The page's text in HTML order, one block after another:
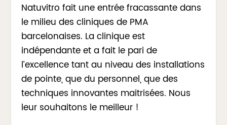
Natuvitro fait une entrée fracassante dans
le milieu des cliniques de PMA
barcelonaises. La clinique est
indépendante et a fait le pari de
l’excellence tant au niveau des installations
de pointe, que du personnel, que des
techniques innovantes maitrisées. Nous
leur souhaitons le meilleur !